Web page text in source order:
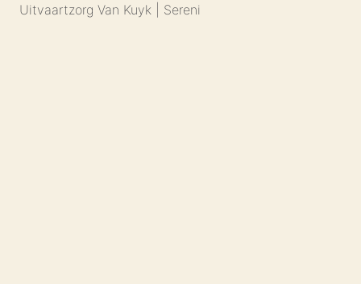
Uitvaartzorg Van Kuyk | Sereni